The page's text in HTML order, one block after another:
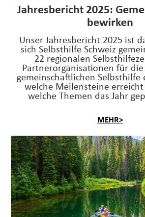
Jahresbericht 2025:
bewirken
Unser Jahresbericht 2025 ist
sich Selbsthilfe Schweiz
22 regionalen
Partnerorganisationen für
gemeinschaftlichen Selbsthilfe
welche Meilensteine
welche Themen das Jahr
MEHR>